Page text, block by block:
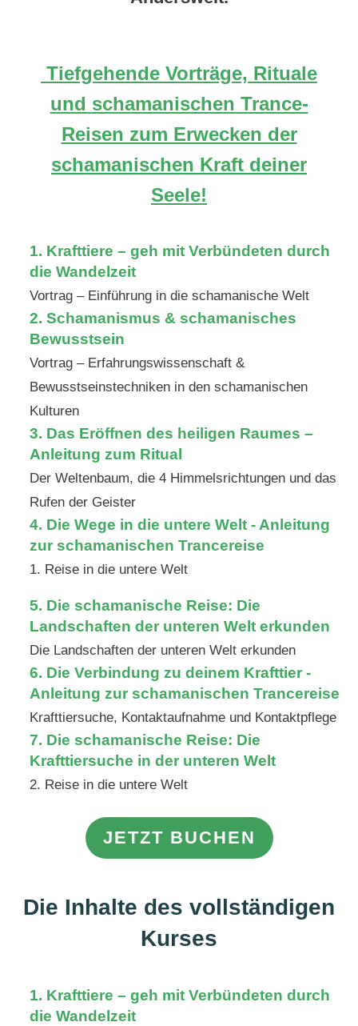
Tiefgehende Vorträge, Rituale
und schamanischen Trance-
Reisen zum Erwecken der
schamanischen Kraft deiner
Seele!
1. Krafttiere – geh mit Verbündeten durch
die Wandelzeit
Vortrag – Einführung in die schamanische Welt
2. Schamanismus & schamanisches
Bewusstsein
Vortrag – Erfahrungswissenschaft &
Bewusstseinstechniken in den schamanischen
Kulturen
3. Das Eröffnen des heiligen Raumes –
Anleitung zum Ritual
Der Weltenbaum, die 4 Himmelsrichtungen und das
Rufen der Geister
4. Die Wege in die untere Welt - Anleitung
zur schamanischen Trancereise
1. Reise in die untere Welt
5. Die schamanische Reise: Die
Landschaften der unteren Welt erkunden
Die Landschaften der unteren Welt erkunden
6. Die Verbindung zu deinem Krafttier -
Anleitung zur schamanischen Trancereise
Krafttiersuche, Kontaktaufnahme und Kontaktpflege
7. Die schamanische Reise: Die
Krafttiersuche in der unteren Welt
2. Reise in die untere Welt
JETZT BUCHEN
Die Inhalte des vollständigen
Kurses
1. Krafttiere – geh mit Verbündeten durch
die Wandelzeit